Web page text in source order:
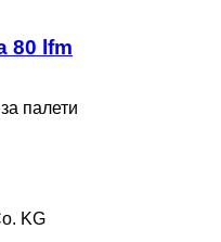
80 lfm
палети
KG